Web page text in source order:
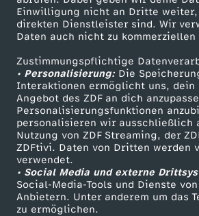
Einwilligung nicht an Dritte
direkten Dienstleister sind. Wir
Daten auch nicht zu kommerziellen
Zustimmungspflichtige
• Personalisierung:Die
Interaktionen ermöglicht uns, dein
Angebot des ZDF an dich
Personalisierungsfunktionen
personalisieren wir ausschließlich
Nutzung von ZDF Streaming, der
ZDFtivi. Daten von Dritten werden
verwendet.
• Social Media und externe
Social-Media-Tools und Dienste
Anbietern. Unter anderem um das
zu ermöglichen.
t
S
p
a
ß
!
Smart TV
ZDFtext
Livestreams
Sendungen A-Z
TV-Programm
Kontakt
Tickets
Hilfe
ZDF Unternehmen
Karriere